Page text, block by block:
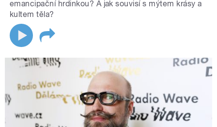
emancipační hrdinkou? A jak souvisí s mýtem krásy a
kultem těla?